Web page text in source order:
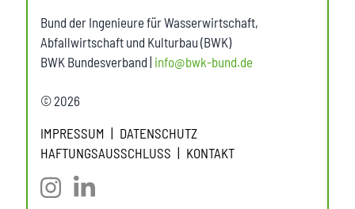
Bund der Ingenieure für Wasserwirtschaft,
Abfallwirtschaft und Kulturbau (BWK)
BWK Bundesverband | info@bwk-bund.de
© 2026
IMPRESSUM
DATENSCHUTZ
HAFTUNGSAUSSCHLUSS
KONTAKT